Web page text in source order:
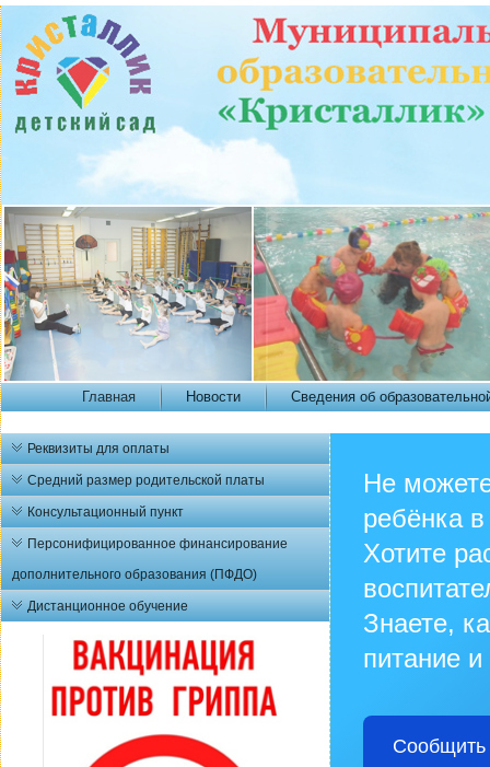
Главная Новости Сведения об
Реквизиты для оплаты
Средний размер родительской платы
Консультационный пункт
Персонифицированное финансирование
дополнительного образования (ПФДО)
Дистанционное обучение
Не
ребёнка
Хотите
Знаете,
питание и
Сообщить